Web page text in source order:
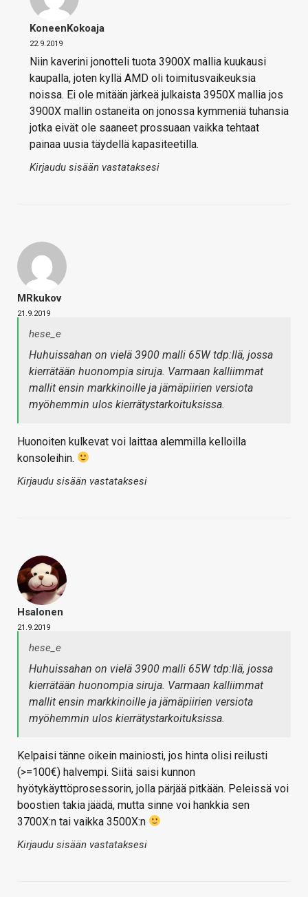
KoneenKokoaja
22.9.2019
Niin kaverini jonotteli tuota 3900X mallia kuukausi
kaupalla, joten kyllä AMD oli toimitusvaikeuksia
noissa. Ei ole mitään järkeä julkaista 3950X mallia jos
3900X mallin ostaneita on jonossa kymmeniä tuhansia
jotka eivät ole saaneet prossuaan vaikka tehtaat
painaa uusia täydellä kapasiteetilla.
Kirjaudu sisään vastataksesi
MRkukov
21.9.2019
hese_e
Huhuissahan on vielä 3900 malli 65W tdp:llä, jossa
kierrätään huonompia siruja. Varmaan kalliimmat
mallit ensin markkinoille ja jämäpiirien versiota
myöhemmin ulos kierrätystarkoituksissa.
Huonoiten kulkevat voi laittaa alemmilla kelloilla
konsoleihin.
Kirjaudu sisään vastataksesi
Hsalonen
21.9.2019
hese_e
Huhuissahan on vielä 3900 malli 65W tdp:llä, jossa
kierrätään huonompia siruja. Varmaan kalliimmat
mallit ensin markkinoille ja jämäpiirien versiota
myöhemmin ulos kierrätystarkoituksissa.
Kelpaisi tänne oikein mainiosti, jos hinta olisi reilusti
(>=100€) halvempi. Siitä saisi kunnon
hyötykäyttöprosessorin, jolla pärjää pitkään. Peleissä voi
boostien takia jäädä, mutta sinne voi hankkia sen
3700X:n tai vaikka 3500X:n
Kirjaudu sisään vastataksesi